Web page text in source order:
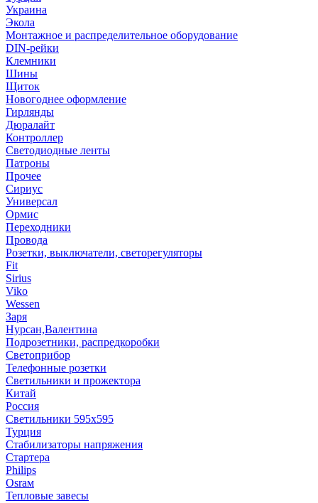
Украина
Экола
Монтажное и распределительное оборудование
DIN-рейки
Клемники
Шины
Щиток
Новогоднее оформление
Гирлянды
Дюралайт
Контроллер
Светодиодные ленты
Патроны
Прочее
Сириус
Универсал
Ормис
Переходники
Провода
Розетки, выключатели, светорегуляторы
Fit
Sirius
Viko
Wessen
Заря
Нурсан,Валентина
Подрозетники, распредкоробки
Светоприбор
Телефонные розетки
Светильники и прожектора
Китай
Россия
Светильники 595х595
Турция
Стабилизаторы напряжения
Стартера
Philips
Оsrам
Тепловые завесы